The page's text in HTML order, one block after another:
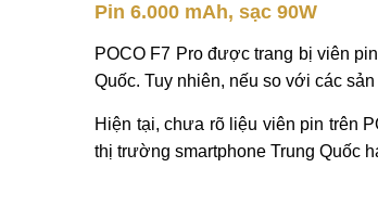
Pin 6.000 mAh, sạc 90W
POCO F7 Pro được trang bị viên
Quốc. Tuy nhiên, nếu so với các
Hiện tại, chưa rõ liệu viên pin trên
thị trường smartphone Trung Quốc